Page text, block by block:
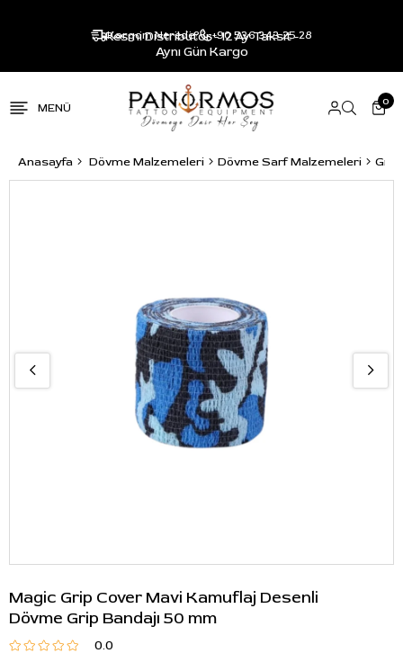
Resmi Distribütör - 12 Ay Taksit -
Aynı Gün Kargo
Kargom Nerede? +90 536 343 25 28
0
Anasayfa Dövme Malzemeleri Dövme Sarf Malzemeleri Grip
Magic Grip Cover Mavi Kamuflaj Desenli
Dövme Grip Bandajı 50 mm
0.0